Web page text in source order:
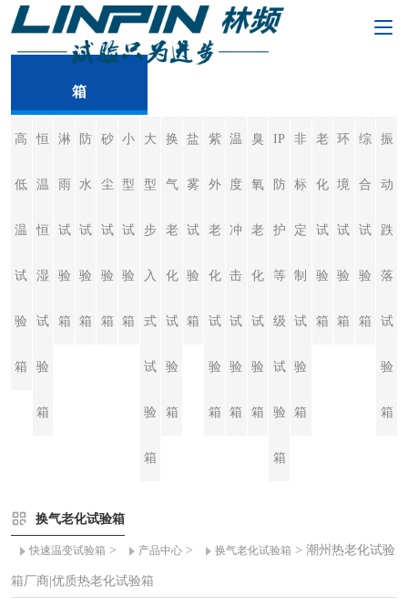
换气老化试验
箱
高
低
温
试
验
箱
恒
温
恒
湿
试
验
箱
淋
雨
试
验
箱
防
水
试
验
箱
砂
尘
试
验
箱
小
型
试
验
箱
大
型
步
入
式
试
验
箱
换
气
老
化
试
验
箱
盐
雾
试
验
箱
紫
外
老
化
试
验
箱
温
度
冲
击
试
验
箱
臭
氧
老
化
试
验
箱
IP
防
护
等
级
试
验
箱
非
标
定
制
试
验
箱
老
化
试
验
箱
环
境
试
验
箱
综
合
试
验
箱
振
动
跌
落
试
验
箱
换气老化试验箱
快速温变试验箱 > 产品中心 > 换气老化试验箱 > 潮州热老化试验
箱厂商|优质热老化试验箱